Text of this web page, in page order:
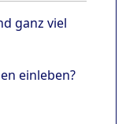
ganz viel
einleben?